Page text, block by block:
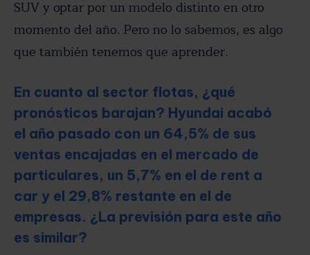
SUV y optar por un modelo distinto en otro
momento del año. Pero no lo sabemos, es algo
que también tenemos que aprender.
En cuanto al sector flotas, ¿qué
pronósticos barajan? Hyundai acabó
el año pasado con un 64,5% de sus
ventas encajadas en el mercado de
particulares, un 5,7% en el de rent a
car y el 29,8% restante en el de
empresas. ¿La previsión para este año
es similar?